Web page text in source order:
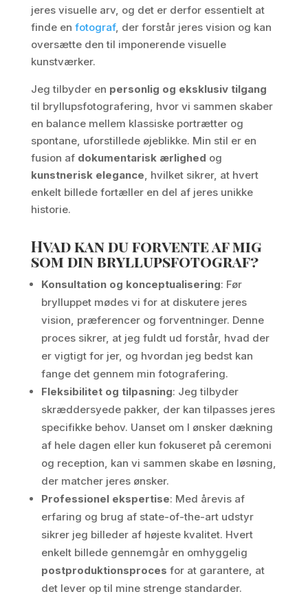
jeres visuelle arv, og det er derfor essentielt at
finde en fotograf, der forstår jeres vision og kan
oversætte den til imponerende visuelle
kunstværker.
Jeg tilbyder en personlig og eksklusiv tilgang
til bryllupsfotografering, hvor vi sammen skaber
en balance mellem klassiske portrætter og
spontane, uforstillede øjeblikke. Min stil er en
fusion af dokumentarisk ærlighed og
kunstnerisk elegance, hvilket sikrer, at hvert
enkelt billede fortæller en del af jeres unikke
historie.
Hvad kan du forvente af mig
som din bryllupsfotograf?
Konsultation og konceptualisering: Før
brylluppet mødes vi for at diskutere jeres
vision, præferencer og forventninger. Denne
proces sikrer, at jeg fuldt ud forstår, hvad der
er vigtigt for jer, og hvordan jeg bedst kan
fange det gennem min fotografering.
Fleksibilitet og tilpasning: Jeg tilbyder
skræddersyede pakker, der kan tilpasses jeres
specifikke behov. Uanset om I ønsker dækning
af hele dagen eller kun fokuseret på ceremoni
og reception, kan vi sammen skabe en løsning,
der matcher jeres ønsker.
Professionel ekspertise: Med årevis af
erfaring og brug af state-of-the-art udstyr
sikrer jeg billeder af højeste kvalitet. Hvert
enkelt billede gennemgår en omhyggelig
postproduktionsproces for at garantere, at
det lever op til mine strenge standarder.